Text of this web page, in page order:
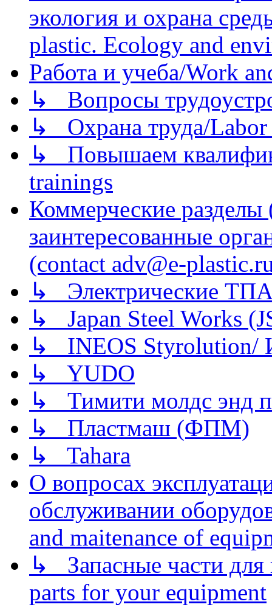
экология и охрана
plastic. Ecology and
Работа и учеба/Work
↳ Вопросы
↳ Охрана труда/Labor
↳ Повышаем
trainings
Коммерческие
заинтересованные
(contact adv@e-
↳ Электрические
↳ Japan Steel Works
↳ INEOS
↳ YUDO
↳ Тимити молдс энд
↳ Пластмаш (ФПМ)
↳ Tahara
О вопросах
обслуживании
and maitenance of
↳ Запасные части для
parts for your equipment